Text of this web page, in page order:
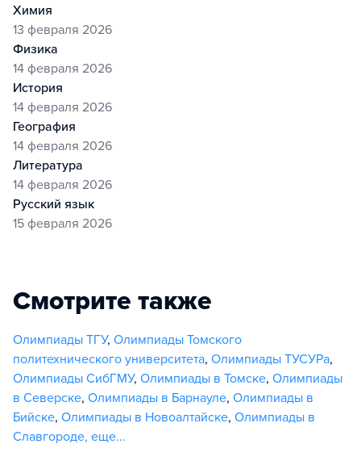
химия
13 февраля 2026
физика
14 февраля 2026
история
14 февраля 2026
география
14 февраля 2026
литература
14 февраля 2026
русский язык
15 февраля 2026
Смотрите также
Олимпиады ТГУ, Олимпиады Томского
политехнического университета, Олимпиады ТУСУРа,
Олимпиады СибГМУ, Олимпиады в Томске, Олимпиады
в Северске, Олимпиады в Барнауле, Олимпиады в
Бийске, Олимпиады в Новоалтайске, Олимпиады в
Славгороде, еще...